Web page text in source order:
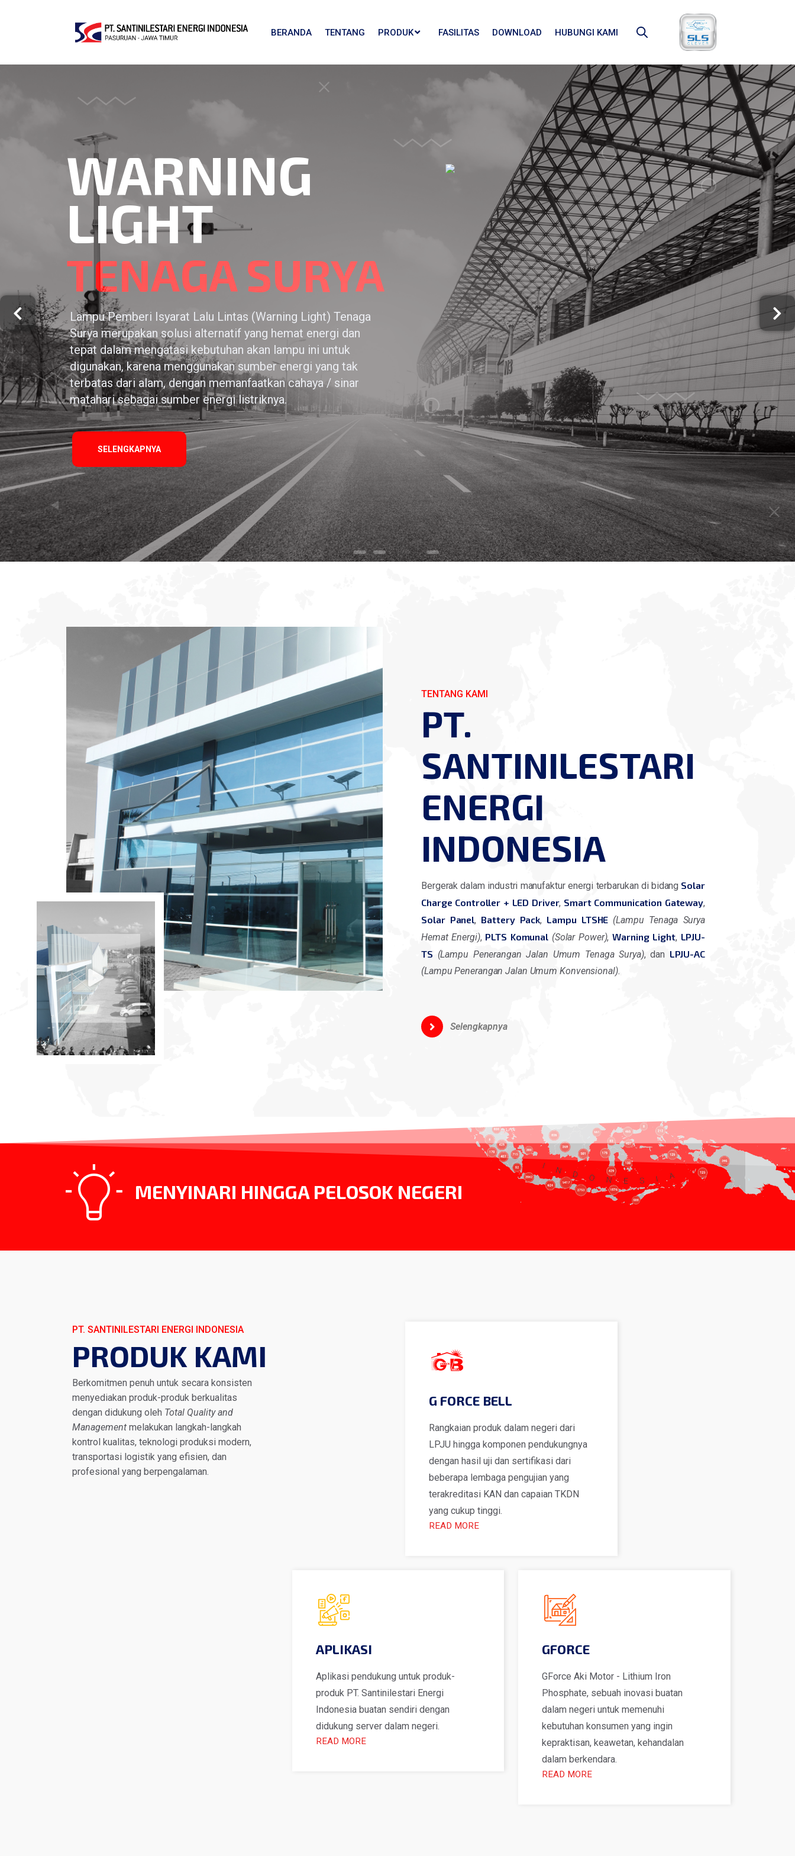
BERANDA TENTANG PRODUK FASILITAS DOWNLOAD HUBUNGI KAMI
WARNING
LIGHT
TENAGA SURYA
Lampu Pemberi Isyarat Lalu Lintas (Warning Light) Tenaga
Surya merupakan solusi alternatif yang hemat energi dan
tepat dalam mengatasi kebutuhan akan lampu ini untuk
digunakan, karena menggunakan sumber energi yang tak
terbatas dari alam, dengan memanfaatkan cahaya / sinar
matahari sebagai sumber energi listriknya.
SELENGKAPNYA
TENTANG KAMI
PT.
SANTINILESTARI
ENERGI
INDONESIA
Bergerak dalam industri manufaktur energi terbarukan di bidang Solar
Charge Controller + LED Driver, Smart Communication Gateway,
Solar Panel, Battery Pack, Lampu LTSHE (Lampu Tenaga Surya
Hemat Energi), PLTS Komunal (Solar Power),Warning Light,LPJU-
TS (Lampu Penerangan Jalan Umum Tenaga Surya), dan LPJU-AC
(Lampu Penerangan Jalan Umum Konvensional).
Selengkapnya
MENYINARI HINGGA PELOSOK NEGERI
PT. SANTINILESTARI ENERGI INDONESIA
PRODUK KAMI
Berkomitmen penuh untuk secara konsisten
menyediakan produk-produk berkualitas
dengan didukung oleh Total Quality and
Management melakukan langkah-langkah
kontrol kualitas, teknologi produksi modern,
transportasi logistik yang efisien, dan
profesional yang berpengalaman.
G FORCE BELL
Rangkaian produk dalam negeri dari
LPJU hingga komponen pendukungnya
dengan hasil uji dan sertifikasi dari
beberapa lembaga pengujian yang
terakreditasi KAN dan capaian TKDN
yang cukup tinggi.
READ MORE
APLIKASI
Aplikasi pendukung untuk produk-
produk PT. Santinilestari Energi
Indonesia buatan sendiri dengan
didukung server dalam negeri.
READ MORE
GFORCE
GForce Aki Motor - Lithium Iron
Phosphate, sebuah inovasi buatan
dalam negeri untuk memenuhi
kebutuhan konsumen yang ingin
kepraktisan, keawetan, kehandalan
dalam berkendara.
READ MORE